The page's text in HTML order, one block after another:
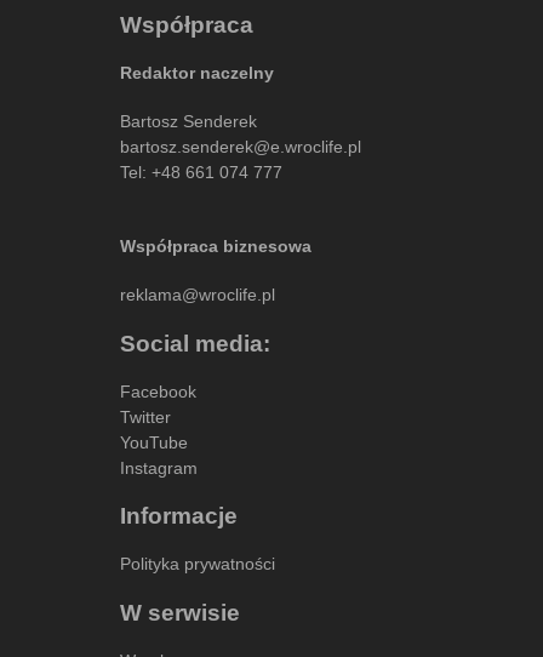
Współpraca
Redaktor naczelny
Bartosz Senderek
bartosz.senderek@e.wroclife.pl
Tel: +48 661 074 777
Współpraca biznesowa
reklama@wroclife.pl
Social media:
Facebook
Twitter
YouTube
Instagram
Informacje
Polityka prywatności
W serwisie